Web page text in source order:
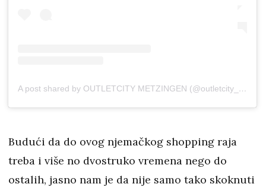
A post shared by OUTLETCITY METZINGEN (@outletcity_metzingen)
Budući da do ovog njemačkog shopping raja
treba i više no dvostruko vremena nego do
ostalih, jasno nam je da nije samo tako skoknuti